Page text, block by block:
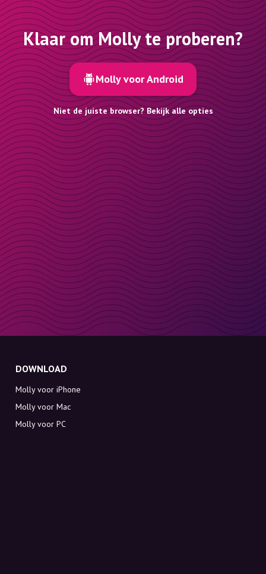
Klaar om Molly te proberen?
Molly voor Android
Niet de juiste browser? Bekijk alle opties
DOWNLOAD
Molly voor iPhone
Molly voor Mac
Molly voor PC